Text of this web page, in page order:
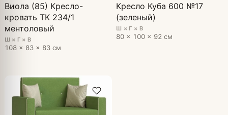
Виола (85) Кресло-
кровать ТК 234/1
ментоловый
Ш × Г × В
108 × 83 × 83 см
Кресло Куба 600 №17
(зеленый)
Ш × Г × В
80 × 100 × 92 см